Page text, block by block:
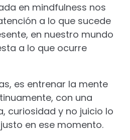
en mindfulness nos
a lo que sucede
en nuestro mundo
a lo que ocurre
es entrenar la mente
con una
curiosidad y no juicio lo
en ese momento.